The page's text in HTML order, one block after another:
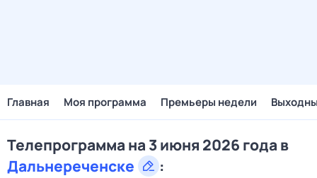
Главная Моя программа Премьеры недели
Телепрограмма на 3 июня 2026 года в
Дальнереченске
: